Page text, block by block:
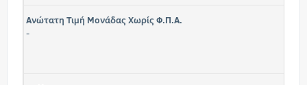
Ανώτατη Τιμή Μονάδας Χωρίς Φ.Π.Α.
-